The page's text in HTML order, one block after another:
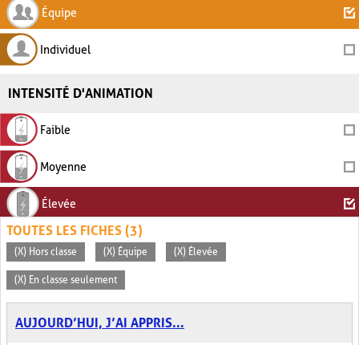
Équipe
Individuel
INTENSITÉ D'ANIMATION
Faible
Moyenne
Élevée
TOUTES LES FICHES (3)
(X) Hors classe (X) Équipe (X) Élevée
(X) En classe seulement
AUJOURD’HUI, J’AI APPRIS...